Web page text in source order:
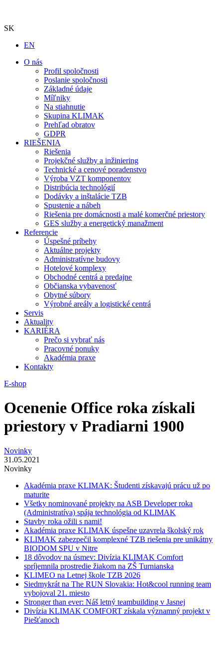
SK
EN
O nás
Profil spoločnosti
Poslanie spoločnosti
Základné údaje
Míľniky
Na stiahnutie
Skupina KLIMAK
Prehľad obratov
GDPR
RIEŠENIA
Riešenia
Projekčné služby a inžiniering
Technické a cenové poradenstvo
Výroba VZT komponentov
Distribúcia technológií
Dodávky a inštalácie TZB
Spustenie a nábeh
Riešenia pre domácnosti a malé komerčné priestory
GES služby a energetický manažment
Referencie
Úspešné príbehy
Aktuálne projekty
Administratívne budovy
Hotelové komplexy
Obchodné centrá a predajne
Občianska vybavenosť
Obytné súbory
Výrobné areály a logistické centrá
Servis
Aktuality
KARIÉRA
Prečo si vybrať nás
Pracovné ponuky
Akadémia praxe
Kontakty
E-shop
Ocenenie Office roka získali
priestory v Pradiarni 1900
Novinky
31.05.2021
Novinky
Akadémia praxe KLIMAK: Študenti získavajú prácu už po
maturite
Všetky nominované projekty na ASB Developer roka
(Administratíva) spája technológia od KLIMAK
Stavby roka ožili s nami!
Akadémia praxe KLIMAK úspešne uzavrela školský rok
KLIMAK zabezpečil komplexné TZB riešenia pre unikátny
BIODOM SPU v Nitre
18 dôvodov na úsmev: Divízia KLIMAK Comfort
spríjemnila prostredie žiakom na ZŠ Turnianska
KLIMEO na Letnej škole TZB 2026
Siedmykrát na The RUN Slovakia: Hot&cool running team
vybojoval 21. miesto
Stronger than ever: Náš letný teambuilding v Jasnej
Divízia KLIMAK COMFORT získala významný projekt v
Piešťanoch